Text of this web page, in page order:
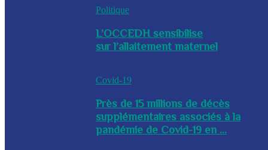
Politique
L’OCCEDH sensibilise
sur l’allaitement maternel
Covid-19
Près de 15 millions de décès
supplémentaires associés à la
pandémie de Covid-19 en ...